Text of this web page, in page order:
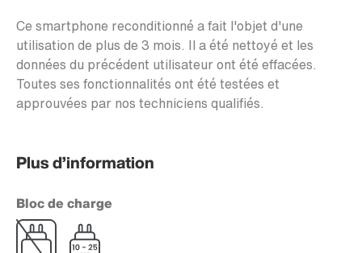
Ce smartphone reconditionné a fait l'objet d'une
utilisation de plus de 3 mois. Il a été nettoyé et les
données du précédent utilisateur ont été effacées.
Toutes ses fonctionnalités ont été testées et
approuvées par nos techniciens qualifiés.
Plus d’information
Bloc de charge